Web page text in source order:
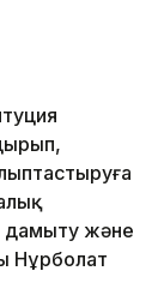
дамыту және
Нұрболат